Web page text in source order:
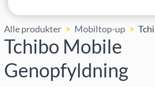
Alle produkter Mobiltop-up
Tchibo Mobile
Genopfyldning